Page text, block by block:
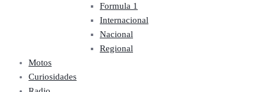
Formula 1
Internacional
Nacional
Regional
Motos
Curiosidades